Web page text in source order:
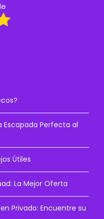
Escapada Perfecta al
Útiles
La Mejor Oferta
Privado: Encuentre su